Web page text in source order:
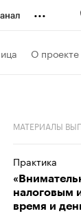
...
О проекте
МАТЕРИАЛЫ
Практика
налоговым
время и